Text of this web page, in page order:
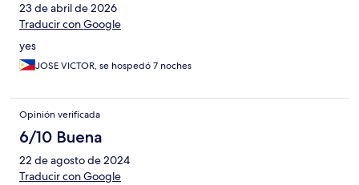
23 de abril de 2026
Traducir con Google
yes
JOSE VICTOR, se hospedó 7 noches
Opinión verificada
6/10 Buena
22 de agosto de 2024
Traducir con Google